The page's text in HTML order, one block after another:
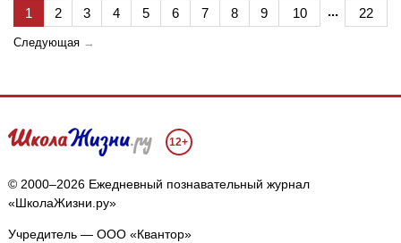
1 2 3 4 5 6 7 8 9 10 ... 22
Следующая →
12+
© 2000–2026 Ежедневный познавательный журнал
«ШколаЖизни.ру»
Учредитель — ООО «Квантор»